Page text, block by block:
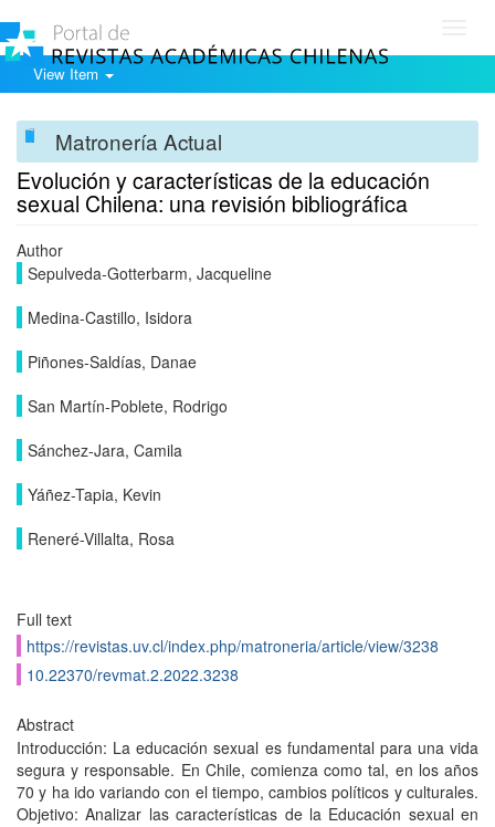
View Item
Matronería Actual
Evolución y características de la educación
sexual Chilena: una revisión bibliográfica
Author
Sepulveda-Gotterbarm, Jacqueline
Medina-Castillo, Isidora
Piñones-Saldías, Danae
San Martín-Poblete, Rodrigo
Sánchez-Jara, Camila
Yáñez-Tapia, Kevin
Reneré-Villalta, Rosa
Full text
https://revistas.uv.cl/index.php/matroneria/article/view/3238
10.22370/revmat.2.2022.3238
Abstract
Introducción: La educación sexual es fundamental para una vida
segura y responsable. En Chile, comienza como tal, en los años
70 y ha ido variando con el tiempo, cambios políticos y culturales.
Objetivo: Analizar las características de la Educación sexual en